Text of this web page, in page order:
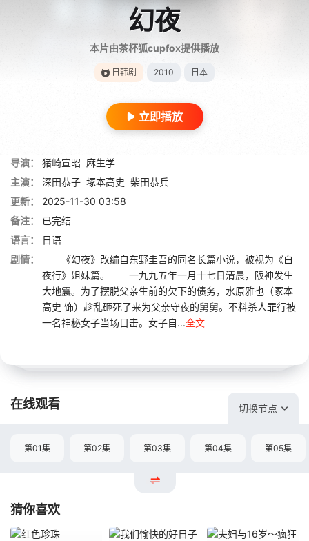
幻夜
本片由茶杯狐cupfox提供播放
日韩剧 2010 日本
立即播放
导演： 猪崎宣昭 麻生学
主演：
深田恭子 塚本高史 柴田恭兵
更新：
2025-11-30 03:58
备注：
已完结
语言：
日语
剧情：
《幻夜》改编自东野圭吾的同名长篇小说，被视为《白
夜行》姐妹篇。 一九九五年一月十七日清晨，阪神发生
大地震。为了摆脱父亲生前的欠下的债务，水原雅也（冢本
高史 饰）趁乱砸死了来为父亲守夜的舅舅。不料杀人罪行被
一名神秘女子当场目击。女子自...全文
在线观看 切换节点
第01集 第02集 第03集 第04集 第05集
猜你喜欢